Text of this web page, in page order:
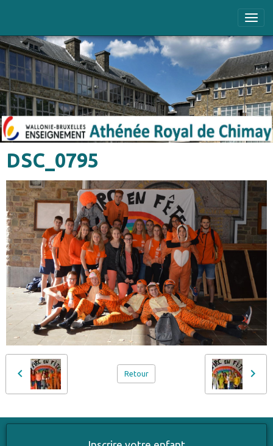
DSC_0795
Retour